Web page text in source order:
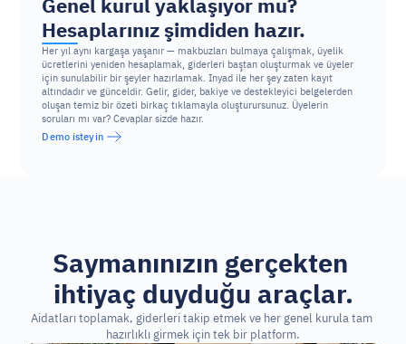
Hesaplarınız şimdiden hazır.
Her yıl aynı kargaşa yaşanır — makbuzları bulmaya çalışmak, üyelik
ücretlerini yeniden hesaplamak, giderleri baştan oluşturmak ve üyeler
için sunulabilir bir şeyler hazırlamak. Inyad ile her şey zaten kayıt
altındadır ve günceldir. Gelir, gider, bakiye ve destekleyici belgelerden
oluşan temiz bir özeti birkaç tıklamayla oluşturursunuz. Üyelerin
soruları mı var? Cevaplar sizde hazır.
Demo isteyin
Saymanınızın gerçekten
ihtiyaç duyduğu araçlar.
Aidatları toplamak, giderleri takip etmek ve her genel kurula tam
hazırlıklı girmek için tek bir platform.